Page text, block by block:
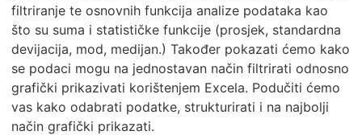
filtriranje te osnovnih funkcija analize podataka kao
što su suma i statističke funkcije (prosjek, standardna
devijacija, mod, medijan.) Također pokazati ćemo kako
se podaci mogu na jednostavan način filtrirati odnosno
grafički prikazivati korištenjem Excela. Podučiti ćemo
vas kako odabrati podatke, strukturirati i na najbolji
način grafički prikazati.